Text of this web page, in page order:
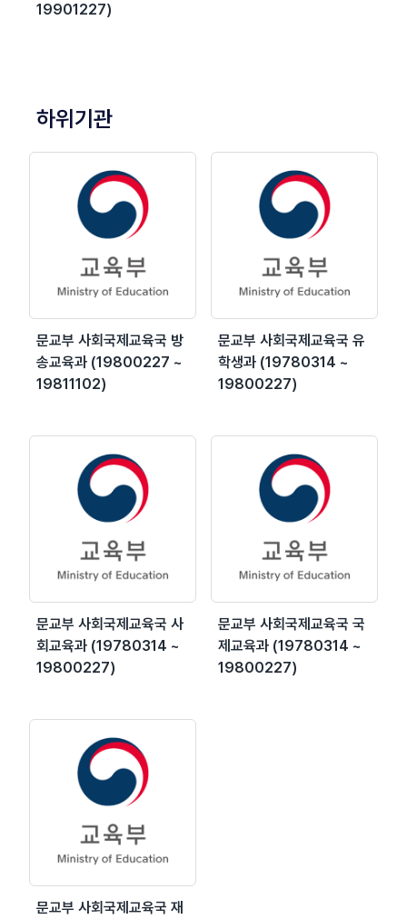
19901227)
하위기관
문교부 사회국제교육국 방
송교육과 (19800227 ~
19811102)
문교부 사회국제교육국 유
학생과 (19780314 ~
19800227)
문교부 사회국제교육국 사
회교육과 (19780314 ~
19800227)
문교부 사회국제교육국 국
제교육과 (19780314 ~
19800227)
문교부 사회국제교육국 재